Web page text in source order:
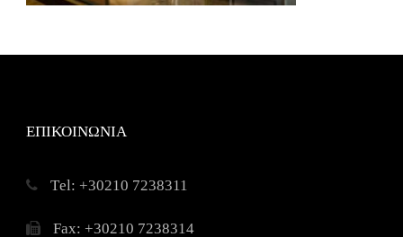
ΕΠΙΚΟΙΝΩΝΙΑ
Τel: +30210 7238311
Fax: +30210 7238314